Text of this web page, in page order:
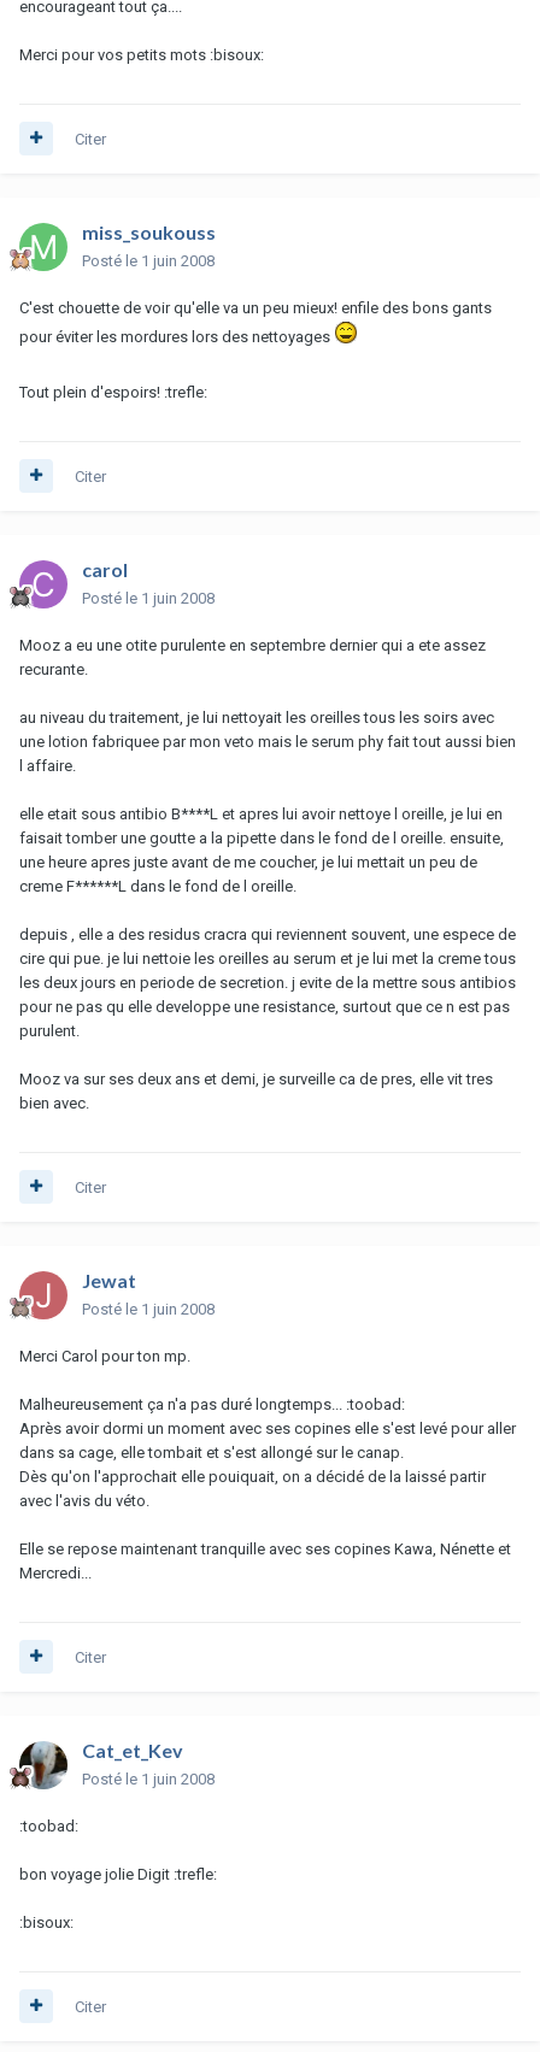
encourageant tout ça....
Merci pour vos petits mots :bisoux:
Citer
miss_soukouss
Posté le 1 juin 2008
C'est chouette de voir qu'elle va un peu mieux! enfile des bons gants
pour éviter les mordures lors des nettoyages
Tout plein d'espoirs! :trefle:
Citer
carol
Posté le 1 juin 2008
Mooz a eu une otite purulente en septembre dernier qui a ete assez
recurante.
au niveau du traitement, je lui nettoyait les oreilles tous les soirs avec
une lotion fabriquee par mon veto mais le serum phy fait tout aussi bien
l affaire.
elle etait sous antibio B****L et apres lui avoir nettoye l oreille, je lui en
faisait tomber une goutte a la pipette dans le fond de l oreille. ensuite,
une heure apres juste avant de me coucher, je lui mettait un peu de
creme F******L dans le fond de l oreille.
depuis , elle a des residus cracra qui reviennent souvent, une espece de
cire qui pue. je lui nettoie les oreilles au serum et je lui met la creme tous
les deux jours en periode de secretion. j evite de la mettre sous antibios
pour ne pas qu elle developpe une resistance, surtout que ce n est pas
purulent.
Mooz va sur ses deux ans et demi, je surveille ca de pres, elle vit tres
bien avec.
Citer
Jewat
Posté le 1 juin 2008
Merci Carol pour ton mp.
Malheureusement ça n'a pas duré longtemps... :toobad:
Après avoir dormi un moment avec ses copines elle s'est levé pour aller
dans sa cage, elle tombait et s'est allongé sur le canap.
Dès qu'on l'approchait elle pouiquait, on a décidé de la laissé partir
avec l'avis du véto.
Elle se repose maintenant tranquille avec ses copines Kawa, Nénette et
Mercredi...
Citer
Cat_et_Kev
Posté le 1 juin 2008
:toobad:
bon voyage jolie Digit :trefle:
:bisoux:
Citer